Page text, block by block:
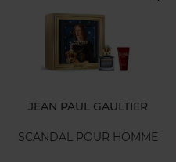
JEAN PAUL GAULTIER
SCANDAL POUR HOMME